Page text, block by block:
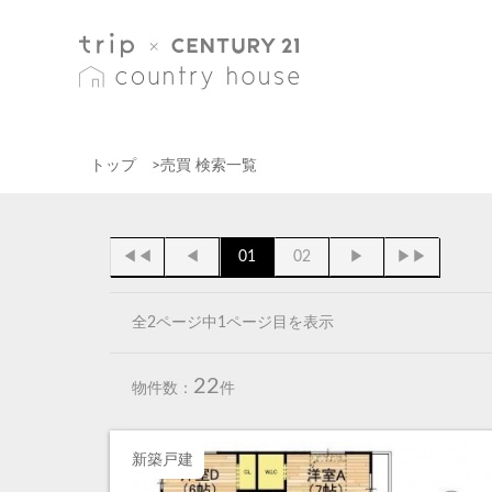
トップ >売買 検索一覧
◀◀ ◀ 01 02 ▶ ▶▶
全2ページ中1ページ目を表示
物件数： 22件
新築戸建